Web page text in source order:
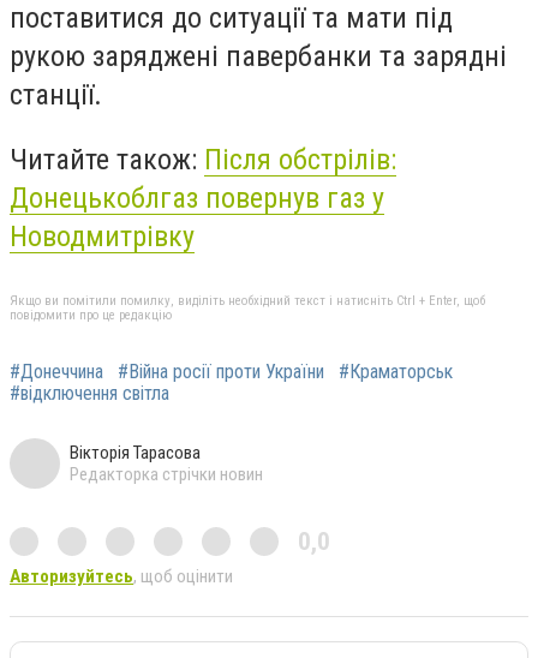
поставитися до ситуації та мати під
рукою заряджені павербанки та зарядні
станції.
Читайте також: Після обстрілів:
Донецькоблгаз повернув газ у
Новодмитрівку
Якщо ви помітили помилку, виділіть необхідний текст і натисніть Ctrl + Enter, щоб
повідомити про це редакцію
#Донеччина #Війна росії проти України
#Краматорськ
#відключення світла
Вікторія Тарасова
Редакторка стрічки новин
0,0
Авторизуйтесь, щоб оцінити